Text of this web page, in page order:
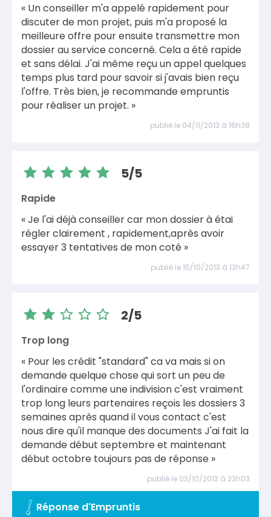
« Un conseiller m'a appelé rapidement pour
discuter de mon projet, puis m'a proposé la
meilleure offre pour ensuite transmettre mon
dossier au service concerné. Cela a été rapide
et sans délai. J'ai même reçu un appel quelques
temps plus tard pour savoir si j'avais bien reçu
l'offre. Très bien, je recommande empruntis
pour réaliser un projet. »
publié le 04/11/2013 à 16h38
5/5
Rapide
« Je l'ai déjà conseiller car mon dossier à étai
régler clairement , rapidement,après avoir
essayer 3 tentatives de mon coté »
publié le 15/10/2013 à 13h47
2/5
Trop long
« Pour les crédit "standard" ca va mais si on
demande quelque chose qui sort un peu de
l'ordinaire comme une indivision c'est vraiment
trop long leurs partenaires reçois les dossiers 3
semaines après quand il vous contact c'est
nous dire qu'il manque des documents J'ai fait la
demande début septembre et maintenant
début octobre toujours pas de réponse »
publié le 03/10/2013 à 23h03
Réponse d'Empruntis